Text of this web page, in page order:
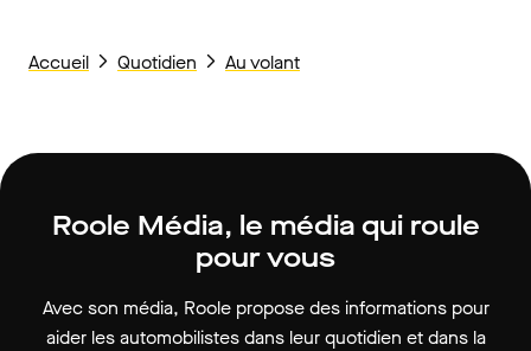
Accueil Quotidien Au volant
Roole Média, le média qui roule
pour vous
Avec son média, Roole propose des informations pour
aider les automobilistes dans leur quotidien et dans la